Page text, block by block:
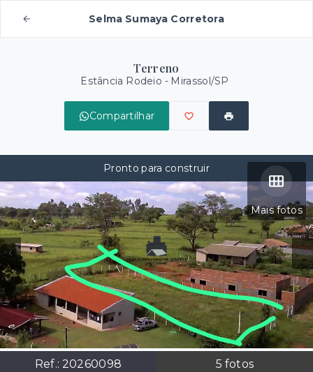
Selma Sumaya Corretora
Terreno
Estância Rodeio - Mirassol/SP
Compartilhar
Mais fotos
Ref.: 20260098 5 fotos
Pronto para construir